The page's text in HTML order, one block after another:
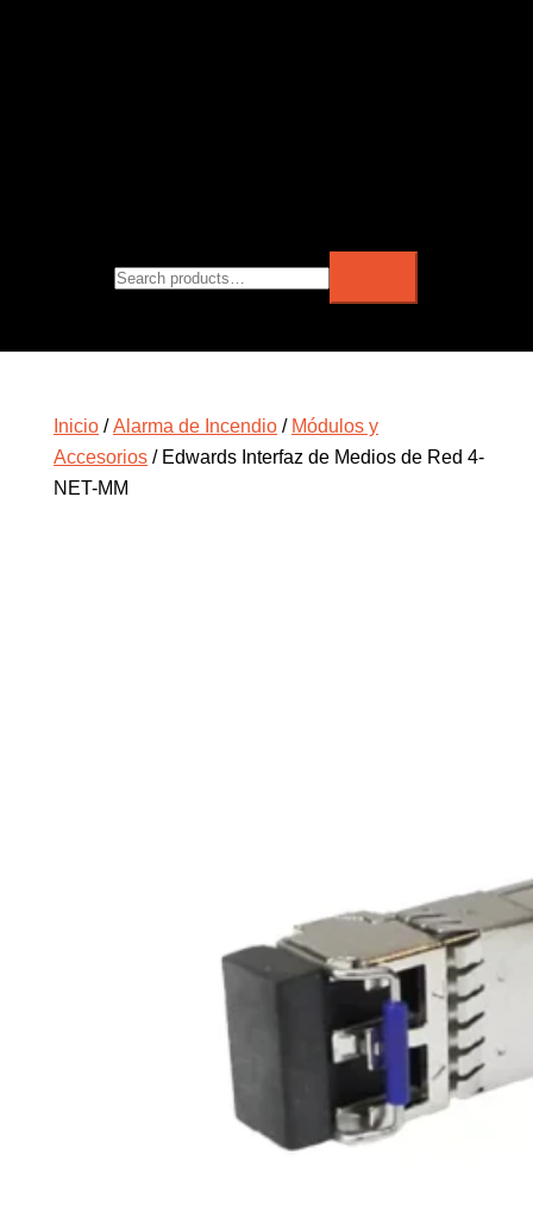
Inicio /Alarma de Incendio / Módulos y
Accesorios / Edwards Interfaz de Medios de Red 4-
NET-MM